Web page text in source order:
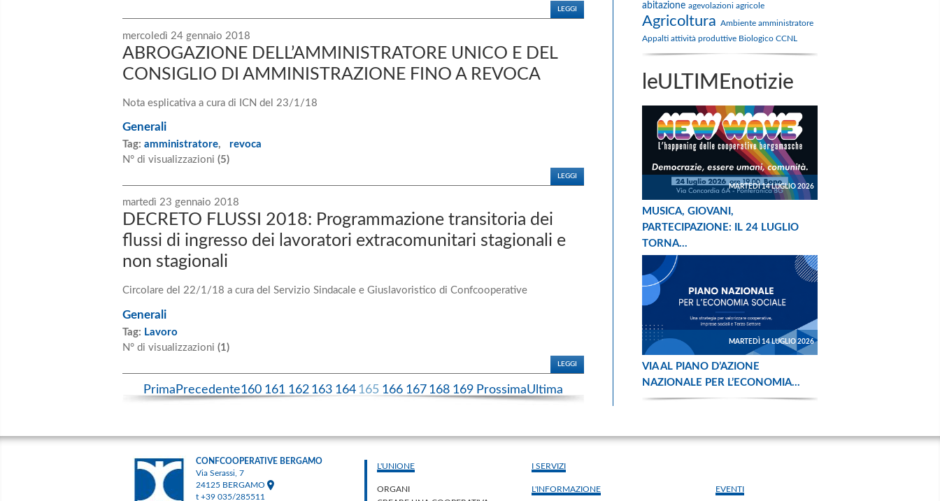
LEGGI
mercoledì 24 gennaio 2018
ABROGAZIONE DELL’AMMINISTRATORE UNICO E DEL
CONSIGLIO DI AMMINISTRAZIONE FINO A REVOCA
Nota esplicativa a cura di ICN del 23/1/18
Generali
Tag: amministratore, revoca
N° di visualizzazioni (5)
LEGGI
martedì 23 gennaio 2018
DECRETO FLUSSI 2018: Programmazione transitoria dei
flussi di ingresso dei lavoratori extracomunitari stagionali e
non stagionali
Circolare del 22/1/18 a cura del Servizio Sindacale e Giuslavoristico di Confcooperative
Generali
Tag: Lavoro
N° di visualizzazioni (1)
LEGGI
Prima Precedente160 161 162 163 164 165 166 167 168 169 ProssimaUltima
abitazione agevolazioni agricole
Agricoltura Ambiente amministratore
Appalti attività produttive Biologico CCNL
leULTIMEnotizie
MARTEDÌ 14 LUGLIO 2026
MUSICA, GIOVANI,
PARTECIPAZIONE: IL 24 LUGLIO
TORNA...
MARTEDÌ 14 LUGLIO 2026
VIA AL PIANO D’AZIONE
NAZIONALE PER L’ECONOMIA...
L'UNIONE
ORGANI
I SERVIZI
L'INFORMAZIONE EVENTI
CONFCOOPERATIVE BERGAMO
Via Serassi, 7
24125 BERGAMO
t +39 035/285511